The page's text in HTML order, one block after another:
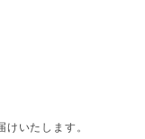
いたします。